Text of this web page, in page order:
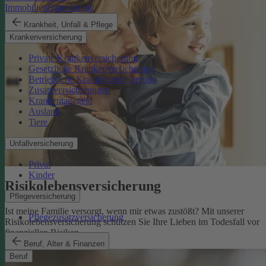
Immobilienfinanzierung
Krankheit, Unfall & Pflege
Krankenversicherung
Private Krankenversicherung
Gesetzliche Krankenversicherung
Betriebliche Krankenversicherung
Zusatzversicherungen
Krankentagegeld
Ausland
Tiere
Unfallversicherung
Privat
Kinder
Pflegeversicherung
Pflegezusatzversicherung
Beruf, Alter & Finanzen
Beruf
Risikolebens­versicherung
Ist meine Familie versorgt, wenn mir etwas zustößt? Mit unserer
Risikolebensversicherung schützen Sie Ihre Lieben im Todesfall vor
finanziellen Risiken.
Risikolebensversicherung